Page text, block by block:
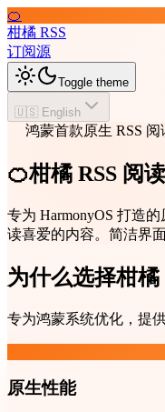
🍊
柑橘 RSS
订阅源
Toggle theme
🇺🇸 English
鸿蒙首款原生 RSS 阅
🍊柑橘 RSS 阅
专为 HarmonyOS 打造
读喜爱的内容。简洁界
为什么选择柑橘
专为鸿蒙系统优化，提
原生性能